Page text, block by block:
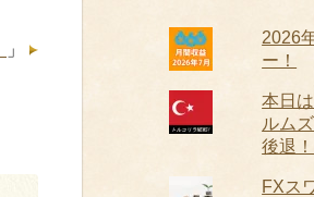
」
2026
ー！
本日
ルム
後退！
FXス